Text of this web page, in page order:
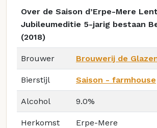
Over de Saison d’Erpe-Mere
Jubileumeditie 5-jarig bestaan
(2018)
Brouwer Brouwerij de
Bierstijl Saison - farmhouse
Alcohol 9.0%
Herkomst Erpe-Mere